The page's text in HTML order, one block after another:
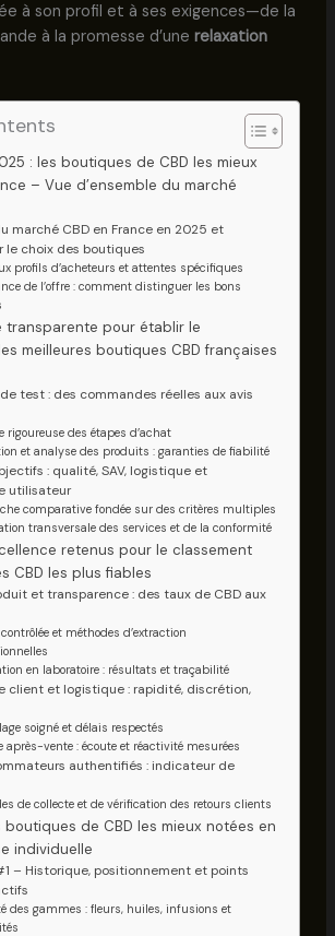
à son profil et à ses exigences—de la
à la promesse d’une relaxation
: les boutiques de CBD les mieux
– Vue d’ensemble du marché
marché CBD en France en 2025 et
le choix des boutiques
profils d’acheteurs et attentes spécifiques
de l’offre : comment distinguer les bons
transparente pour établir le
meilleures boutiques CBD françaises
test : des commandes réelles aux avis
rigoureuse des étapes d’achat
et analyse des produits : garanties de fiabilité
: qualité, SAV, logistique et
utilisateur
comparative fondée sur des critères multiples
transversale des services et de la conformité
retenus pour le classement
CBD les plus fiables
et transparence : des taux de CBD aux
et méthodes d’extraction
en laboratoire : résultats et traçabilité
client et logistique : rapidité, discrétion,
soigné et délais respectés
après-vente : écoute et réactivité mesurées
authentifiés : indicateur de
de collecte et de vérification des retours clients
boutiques de CBD les mieux notées en
individuelle
– Historique, positionnement et points
des gammes : fleurs, huiles, infusions et